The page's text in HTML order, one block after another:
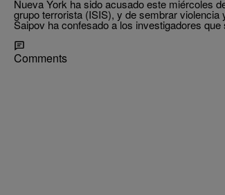
Nueva York ha sido acusado este miércoles
grupo terrorista (ISIS), y de sembrar
Saipov ha confesado a los investigadores
Comments